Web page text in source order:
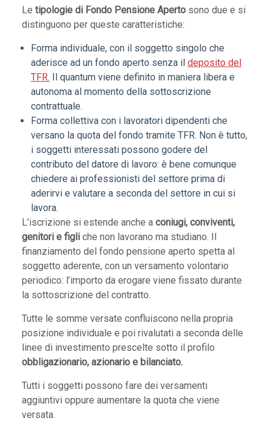
Le tipologie di Fondo Pensione Aperto sono due e si
distinguono per queste caratteristiche:
Forma individuale, con il soggetto singolo che
aderisce ad un fondo aperto senza il deposito del
TFR. Il quantum viene definito in maniera libera e
autonoma al momento della sottoscrizione
contrattuale.
Forma collettiva con i lavoratori dipendenti che
versano la quota del fondo tramite TFR. Non è tutto,
i soggetti interessati possono godere del
contributo del datore di lavoro: è bene comunque
chiedere ai professionisti del settore prima di
aderirvi e valutare a seconda del settore in cui si
lavora.
L’iscrizione si estende anche a coniugi, conviventi,
genitori e figli che non lavorano ma studiano. Il
finanziamento del fondo pensione aperto spetta al
soggetto aderente, con un versamento volontario
periodico: l’importo da erogare viene fissato durante
la sottoscrizione del contratto.
Tutte le somme versate confluiscono nella propria
posizione individuale e poi rivalutati a seconda delle
linee di investimento prescelte sotto il profilo
obbligazionario, azionario e bilanciato.
Tutti i soggetti possono fare dei versamenti
aggiuntivi oppure aumentare la quota che viene
versata.